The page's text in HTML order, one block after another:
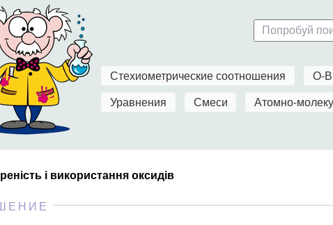
Стехиометрические соотношения О-В
Уравнения
Смеси Атомно-
і використання оксидів